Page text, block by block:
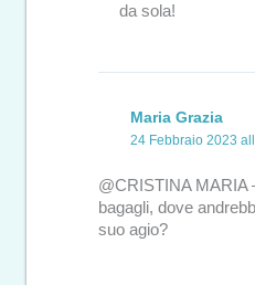
da sola!
Maria Grazia
24 Febbraio 2023
@CRISTINA MARIA
bagagli, dove
suo agio?